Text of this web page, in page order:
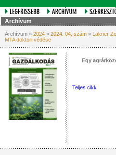
Archívum
Archívum » 2024 » 2024. 04. szám » Lakner
MTA doktori védése
Egy
Teljes cikk